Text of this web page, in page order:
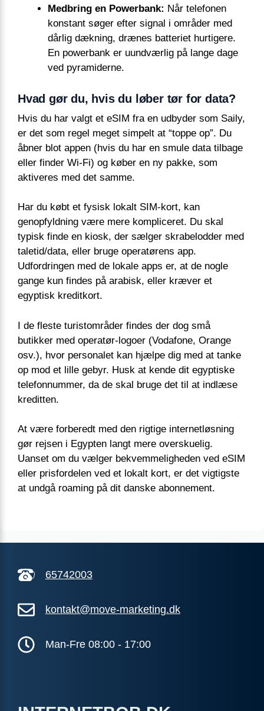
Medbring en Powerbank: Når telefonen
konstant søger efter signal i områder med
dårlig dækning, drænes batteriet hurtigere.
En powerbank er uundværlig på lange dage
ved pyramiderne.
Hvad gør du, hvis du løber tør for data?
Hvis du har valgt et eSIM fra en udbyder som Saily,
er det som regel meget simpelt at “toppe op”. Du
åbner blot appen (hvis du har en smule data tilbage
eller finder Wi-Fi) og køber en ny pakke, som
aktiveres med det samme.
Har du købt et fysisk lokalt SIM-kort, kan
genopfyldning være mere kompliceret. Du skal
typisk finde en kiosk, der sælger skrabelodder med
taletid/data, eller bruge operatørens app.
Udfordringen med de lokale apps er, at de nogle
gange kun findes på arabisk, eller kræver et
egyptisk kreditkort.
I de fleste turistområder findes der dog små
butikker med operatør-logoer (Vodafone, Orange
osv.), hvor personalet kan hjælpe dig med at tanke
op mod et lille gebyr. Husk at kende dit egyptiske
telefonnummer, da de skal bruge det til at indlæse
kreditten.
At være forberedt med den rigtige internetløsning
gør rejsen i Egypten langt mere overskuelig.
Uanset om du vælger bekvemmeligheden ved eSIM
eller prisfordelen ved et lokalt kort, er det vigtigste
at undgå roaming på dit danske abonnement.
65742003
kontakt@move-marketing.dk
Man-Fre 08:00 - 17:00